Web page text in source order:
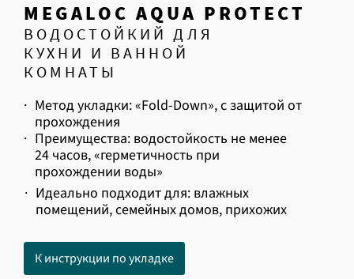
MEGALOC AQUA PROTECT
ВОДОСТОЙКИЙ ДЛЯ
КУХНИ И ВАННОЙ
КОМНАТЫ
· Метод укладки: «Fold-Down», с защитой от
прохождения
· Преимущества: водостойкость не менее
24 часов, «герметичность при
прохождении воды»
· Идеально подходит для: влажных
помещений, семейных домов, прихожих
К инструкции по укладке